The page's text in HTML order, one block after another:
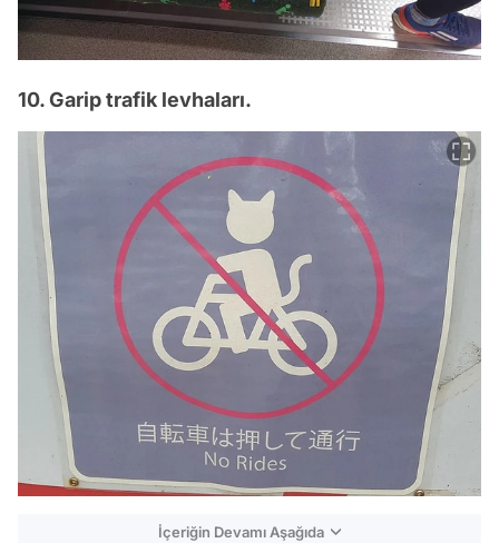
10. Garip trafik levhaları.
İçeriğin Devamı Aşağıda